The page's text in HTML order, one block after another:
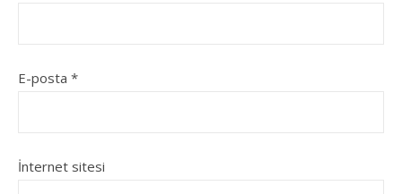
E-posta *
İnternet sitesi